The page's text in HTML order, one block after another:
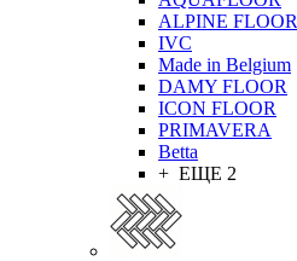
ALPINE FLOOR
IVC
Made in Belgium
DAMY FLOOR
ICON FLOOR
PRIMAVERA
Betta
+ ЕЩЕ 2